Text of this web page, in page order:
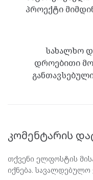
პროექტი
სახალხო
დროებითი
კომენტარის
თქვენი ელფოსტის
იქნება. სავალდებულო